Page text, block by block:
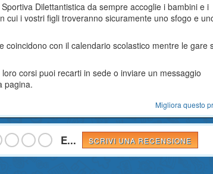
Dilettantistica da sempre accoglie i bambini e i
cui i vostri figli troveranno sicuramente uno sfogo e
coincidono con il calendario scolastico mentre le gare
corsi puoi recarti in sede o inviare un messaggio
pagina.
Migliora questo
E... SCRIVI UNA RECENSIONE